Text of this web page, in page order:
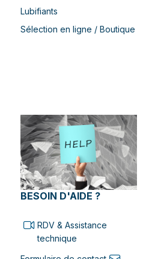
Lubifiants
Sélection en ligne / Boutique
BESOIN D'AIDE ?
RDV & Assistance
technique